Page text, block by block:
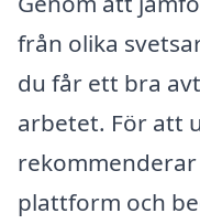
från olika
du får ett bra
arbetet. För att
plattform och